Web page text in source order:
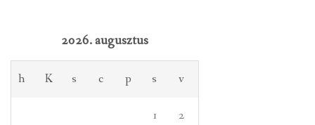
2026. augusztus
h K s c p s v
1 2